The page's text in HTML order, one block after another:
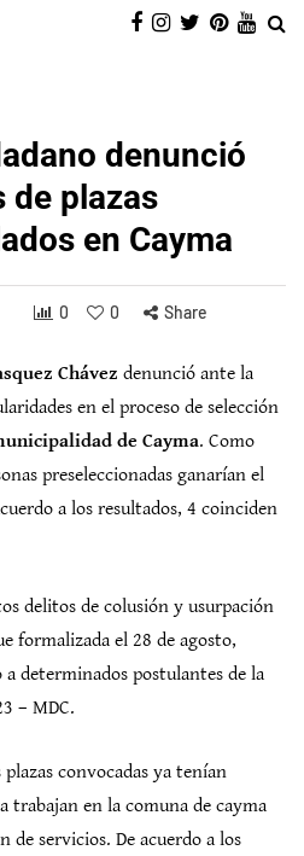
denunció
de plazas
en Cayma
0 0 Share
Chávez denunció ante la
en el proceso de selección
de Cayma. Como
preseleccionadas ganarían el
a los resultados, 4 coinciden
delitos de colusión y usurpación
formalizada el 28 de agosto,
determinados postulantes de la
– MDC.
convocadas ya tenían
trabajan en la comuna de cayma
de servicios. De acuerdo a los